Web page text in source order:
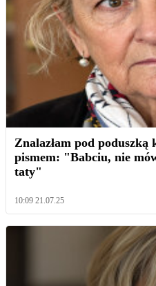
Znalazłam pod poduszką
pismem: "Babciu, nie
taty"
10:09 21.07.25